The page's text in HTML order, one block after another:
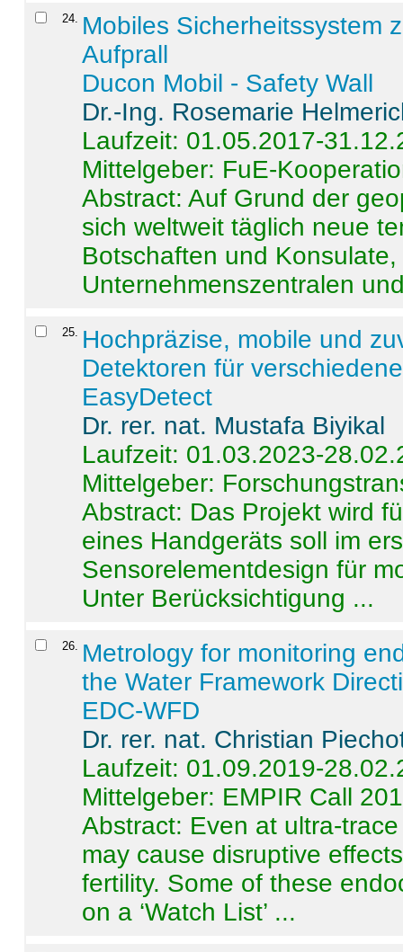
24. Mobiles Sicherheitssystem
Aufprall
Ducon Mobil - Safety Wall
Dr.-Ing. Rosemarie
Laufzeit: 01.05.2017-
Mittelgeber: FuE-
Abstract:Auf Grund der
sich weltweit täglich neue
Botschaften und
Unternehmenszentralen
25. Hochpräzise, mobile und
Detektoren für
EasyDetect
Dr. rer. nat. Mustafa Biyikal
Laufzeit: 01.03.2023-
Mittelgeber:
Abstract: Das Projekt wird
eines Handgeräts soll im
Sensorelementdesign für
Unter Berücksichtigung ...
26. Metrology for monitoring
the Water Framework
EDC-WFD
Dr. rer. nat. Christian
Laufzeit: 01.09.2019-
Mittelgeber: EMPIR Call
Abstract: Even at ultra-
may cause disruptive
fertility. Some of these
on a ‘Watch List’ ...